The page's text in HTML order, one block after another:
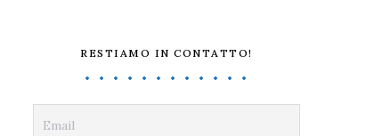
RESTIAMO IN CONTATTO!